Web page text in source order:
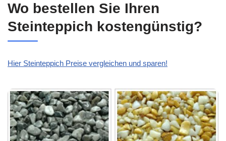
Wo bestellen Sie Ihren
Steinteppich kostengünstig?
Hier Steinteppich Preise vergleichen und sparen!